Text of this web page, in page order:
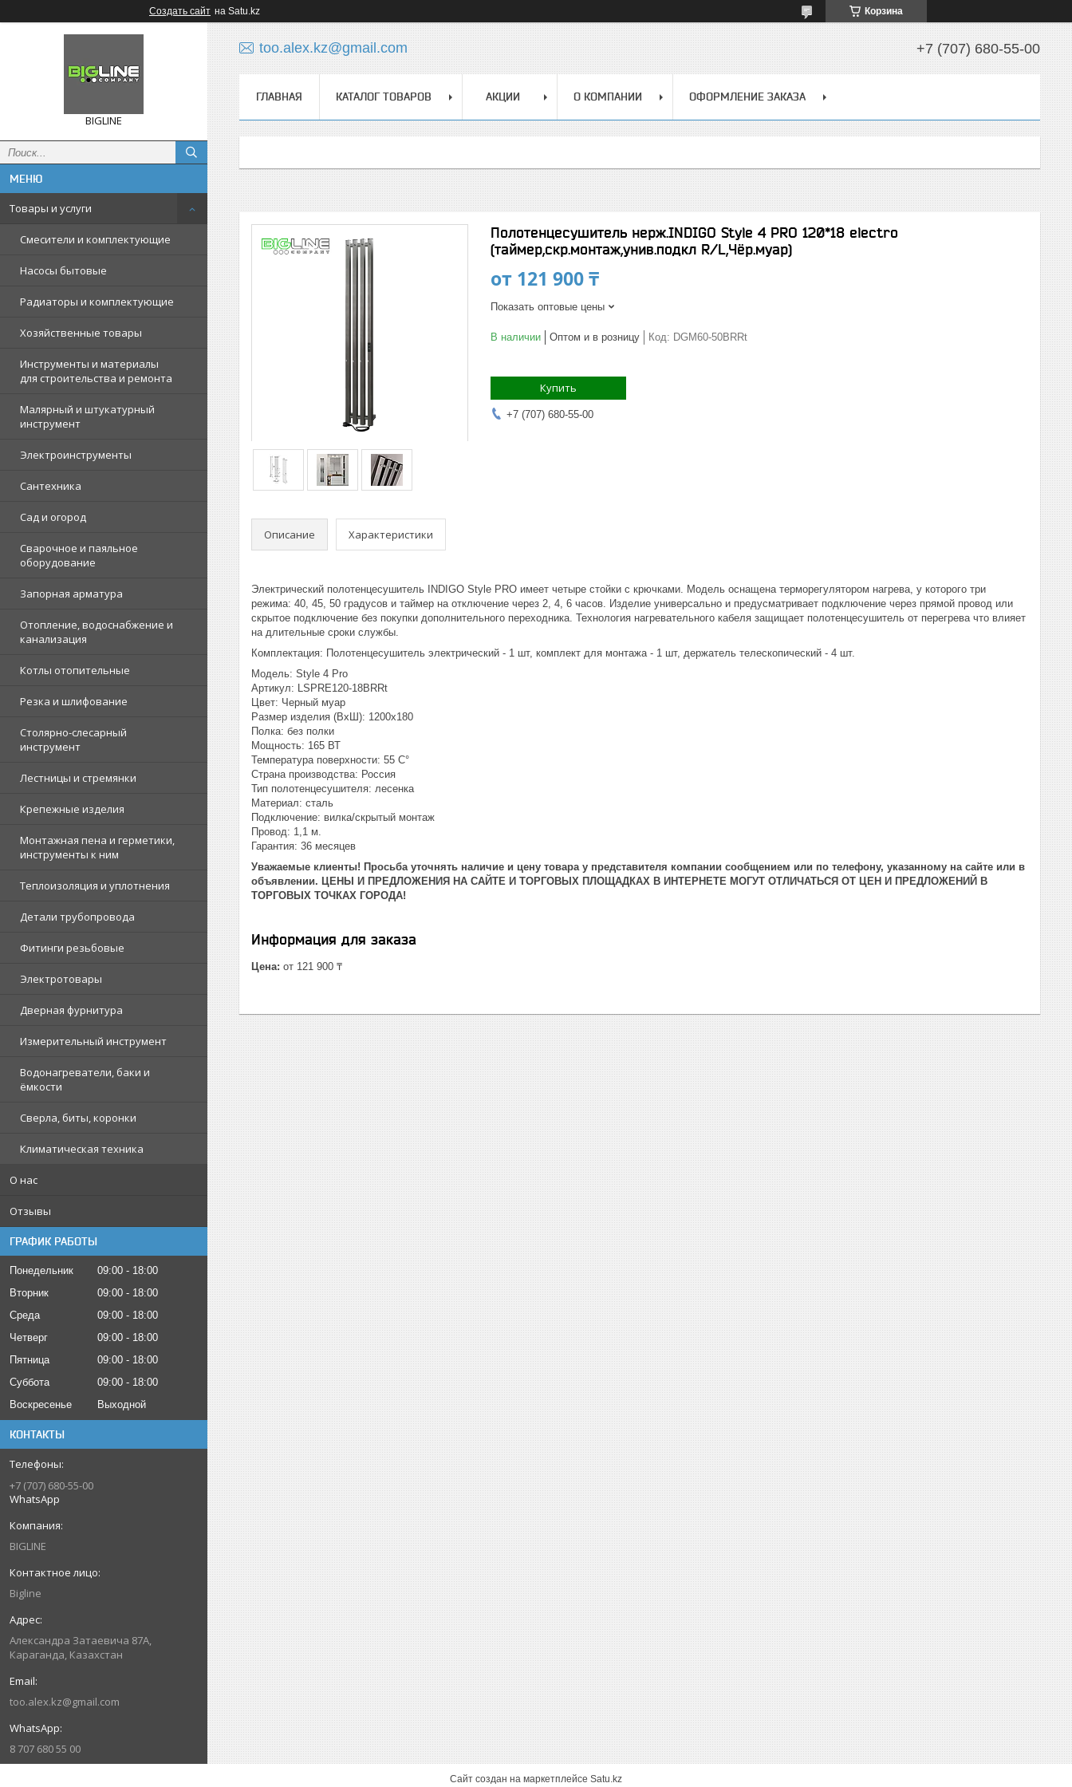
Создать сайт на Satu.kz Корзина
BIGLINE
Товары и услуги
Смесители и комплектующие
Насосы бытовые
Радиаторы и комплектующие
Хозяйственные товары
Инструменты и материалы
для строительства и ремонта
Малярный и штукатурный
инструмент
Электроинструменты
Сантехника
Сад и огород
Сварочное и паяльное
оборудование
Запорная арматура
Отопление, водоснабжение и
канализация
Котлы отопительные
Резка и шлифование
Столярно-слесарный
инструмент
Лестницы и стремянки
Крепежные изделия
Монтажная пена и герметики,
инструменты к ним
Теплоизоляция и уплотнения
Детали трубопровода
Фитинги резьбовые
Электротовары
Дверная фурнитура
Измерительный инструмент
Водонагреватели, баки и
ёмкости
Сверла, биты, коронки
Климатическая техника
О нас
Отзывы
ГРАФИК РАБОТЫ
Понедельник 09:00
18:00
Вторник
09:00
18:00
Среда
09:00
18:00
Четверг
09:00
18:00
Пятница
09:00
18:00
Суббота
09:00
18:00
Воскресенье
Выходной
КОНТАКТЫ
+7 (707) 680-55-00
WhatsApp
BIGLINE
Bigline
Александра Затаевича 87А,
Караганда, Казахстан
too.alex.kz@gmail.com
8 707 680 55 00
too.alex.kz@gmail.com +7 (707) 680-55-00
ГЛАВНАЯ КАТАЛОГ ТОВАРОВ АКЦИИ О КОМПАНИИ ОФОРМЛЕНИЕ ЗАКАЗА
Полотенцесушитель нерж.INDIGO Style 4 PRO 120*18 electro
(таймер,скр.монтаж,унив.подкл R/L,Чёр.муар)
от 121 900 ₸
Показать оптовые цены
В наличии Оптом и в розницу Код: DGM60-50BRRt
Купить
+7 (707) 680-55-00
Описание Характеристики
Электрический полотенцесушитель INDIGO Style PRO имеет четыре стойки с крючками. Модель оснащена терморегулятором нагрева, у которого три
режима: 40, 45, 50 градусов и таймер на отключение через 2, 4, 6 часов. Изделие универсально и предусматривает подключение через прямой провод или
скрытое подключение без покупки дополнительного переходника. Технология нагревательного кабеля защищает полотенцесушитель от перегрева что влияет
на длительные сроки службы.
Комплектация: Полотенцесушитель электрический - 1 шт, комплект для монтажа - 1 шт, держатель телескопический - 4 шт.
Модель: Style 4 Pro
Артикул: LSPRE120-18BRRt
Цвет: Черный муар
Размер изделия (ВхШ): 1200х180
Полка: без полки
Мощность: 165 ВТ
Температура поверхности: 55 С°
Страна производства: Россия
Тип полотенцесушителя: лесенка
Материал: сталь
Подключение: вилка/скрытый монтаж
Провод: 1,1 м.
Гарантия: 36 месяцев
Уважаемые клиенты! Просьба уточнять наличие и цену товара у представителя компании сообщением или по телефону, указанному на сайте или в
объявлении. ЦЕНЫ И ПРЕДЛОЖЕНИЯ НА САЙТЕ И ТОРГОВЫХ ПЛОЩАДКАХ В ИНТЕРНЕТЕ МОГУТ ОТЛИЧАТЬСЯ ОТ ЦЕН И ПРЕДЛОЖЕНИЙ В
ТОРГОВЫХ ТОЧКАХ ГОРОДА!
Информация для заказа
Цена: от 121 900 ₸
Сайт создан на маркетплейсе Satu.kz